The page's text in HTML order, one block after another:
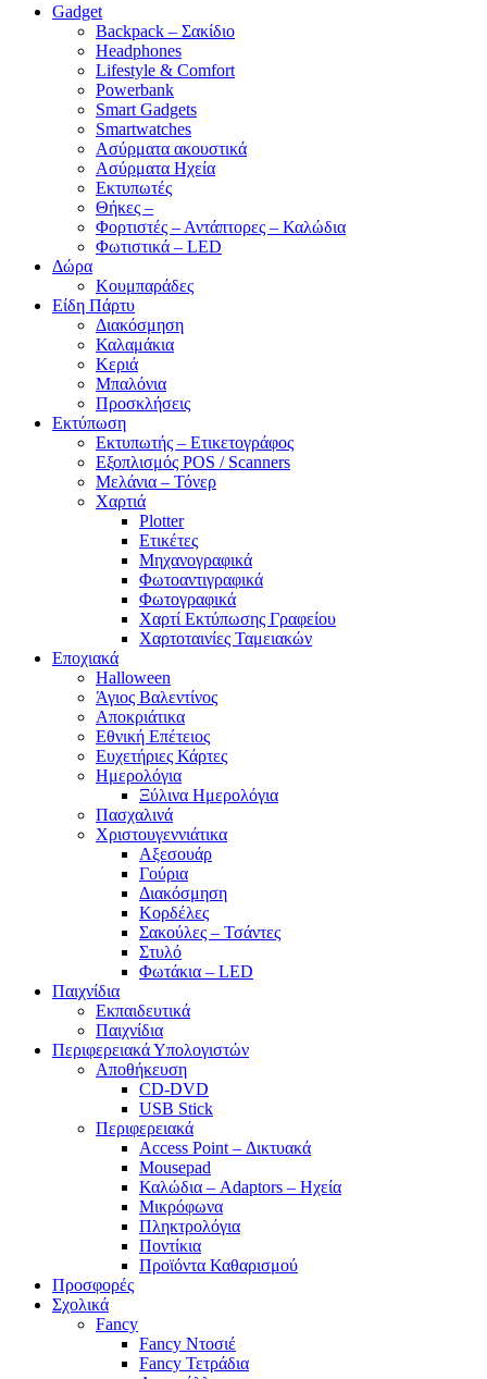
Gadget
Backpack – Σακίδιο
Headphones
Lifestyle & Comfort
Powerbank
Smart Gadgets
Smartwatches
Ασύρματα ακουστικά
Ασύρματα Ηχεία
Εκτυπωτές
Θήκες –
Φορτιστές – Αντάπτορες – Καλώδια
Φωτιστικά – LED
Δώρα
Κουμπαράδες
Είδη Πάρτυ
Διακόσμηση
Καλαμάκια
Κεριά
Μπαλόνια
Προσκλήσεις
Εκτύπωση
Εκτυπωτής – Ετικετογράφος
Εξοπλισμός POS / Scanners
Μελάνια – Τόνερ
Χαρτιά
Plotter
Ετικέτες
Μηχανογραφικά
Φωτοαντιγραφικά
Φωτογραφικά
Χαρτί Εκτύπωσης Γραφείου
Χαρτοταινίες Ταμειακών
Εποχιακά
Halloween
Άγιος Βαλεντίνος
Αποκριάτικα
Εθνική Επέτειος
Ευχετήριες Κάρτες
Ημερολόγια
Ξύλινα Ημερολόγια
Πασχαλινά
Χριστουγεννιάτικα
Αξεσουάρ
Γούρια
Διακόσμηση
Κορδέλες
Σακούλες – Τσάντες
Στυλό
Φωτάκια – LED
Παιχνίδια
Εκπαιδευτικά
Παιχνίδια
Περιφερειακά Υπολογιστών
Αποθήκευση
CD-DVD
USB Stick
Περιφερειακά
Access Point – Δικτυακά
Mousepad
Καλώδια – Adaptors – Ηχεία
Μικρόφωνα
Πληκτρολόγια
Ποντίκια
Προϊόντα Καθαρισμού
Προσφορές
Σχολικά
Fancy
Fancy Ντοσιέ
Fancy Τετράδια